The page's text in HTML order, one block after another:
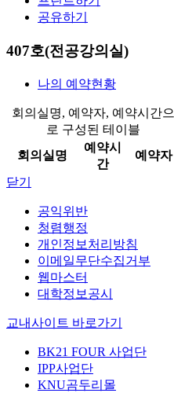
공유하기
407호(전공강의실)
나의 예약현황
회의실명, 예약자, 예약시간으
로 구성된 테이블
회의실명
예약시
간
예약자
닫기
공익위반
청렴행정
개인정보처리방침
이메일무단수집거부
웹마스터
대학정보공시
교내사이트 바로가기
BK21 FOUR 사업단
IPP사업단
KNU곰두리몰